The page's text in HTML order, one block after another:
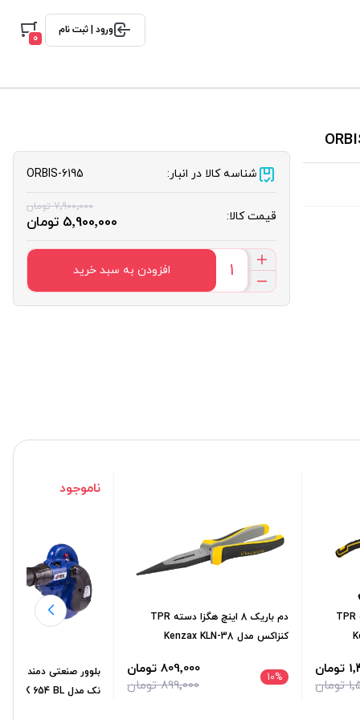
ورود | ثبت نام
0
شناسه کالا در انبار: ORBIS-6195
قیمت کالا:
7٬900٬000 تومان
5٬900٬000 تومان
افزودن به سبد خرید
دم باریک 8 اینچ تایگر دسته TPR
دم باريک 8 اينچ هگزا دسته TPR
کنزاکس مدل Kenzax KLN-38
10% 899٬000 تومان
809٬000 تومان
ناموجود
نک مدل NEK 654 BL